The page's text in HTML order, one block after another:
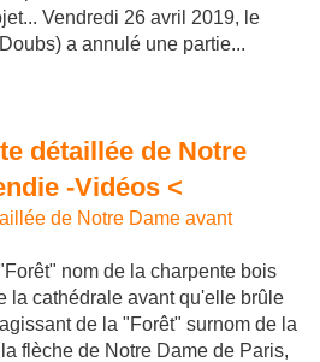
Vendredi 26 avril 2019, le
a annulé une partie...
détaillée de Notre
-Vidéos <
nom de la charpente bois
la cathédrale avant qu'elle brûle
de la "Forêt" surnom de la
flèche de Notre Dame de Paris,